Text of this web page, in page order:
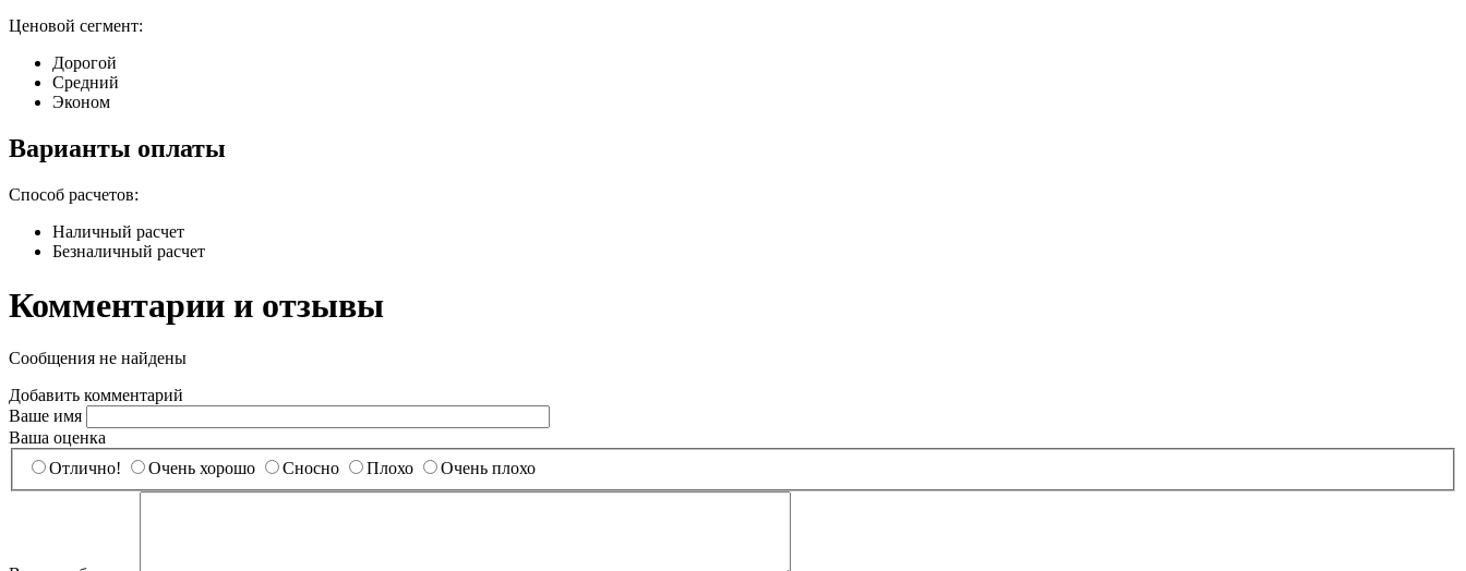
Ценовой сегмент:
Дорогой
Средний
Эконом
Варианты оплаты
Способ расчетов:
Наличный расчет
Безналичный расчет
Комментарии и отзывы
Сообщения не найдены
Добавить комментарий
Ваше имя
Ваша оценка
Отлично!
Очень хорошо Сносно Плохо Очень плохо